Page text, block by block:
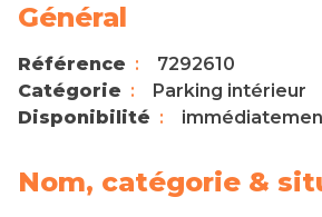
Général
Référence
7292610
Catégorie
Parking intérieur
Disponibilité
Nom, catégorie &